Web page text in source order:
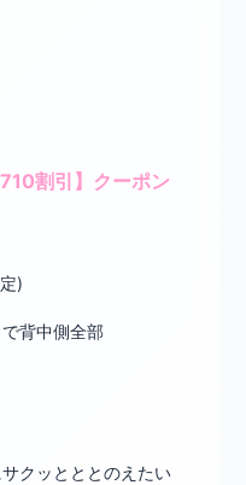
割引】クーポン
)
背中側全部
クッとととのえたい